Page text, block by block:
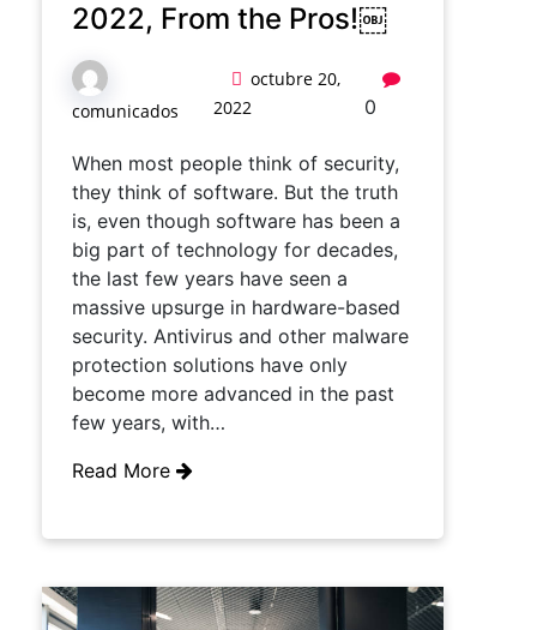
2022, From the Pros!￼
comunicados
octubre 20,
2022
0
When most people think of security,
they think of software. But the truth
is, even though software has been a
big part of technology for decades,
the last few years have seen a
massive upsurge in hardware-based
security. Antivirus and other malware
protection solutions have only
become more advanced in the past
few years, with…
Read More